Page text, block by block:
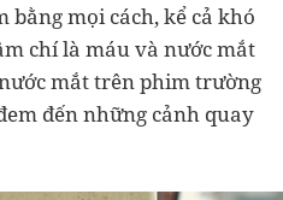
bằng mọi cách, kể cả khó
chí là máu và nước mắt
mắt trên phim trường
đến những cảnh quay